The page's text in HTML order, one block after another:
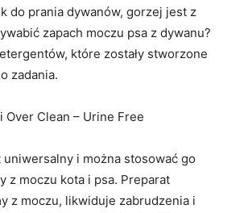
do prania dywanów, gorzej jest z
zapach moczu psa z dywanu?
które zostały stworzone
zadania.
Over Clean – Urine Free
i można stosować go
z moczu kota i psa. Preparat
z moczu, likwiduje zabrudzenia i